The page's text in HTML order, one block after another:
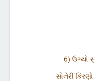
6) ઉગ્યો
સોનેરી